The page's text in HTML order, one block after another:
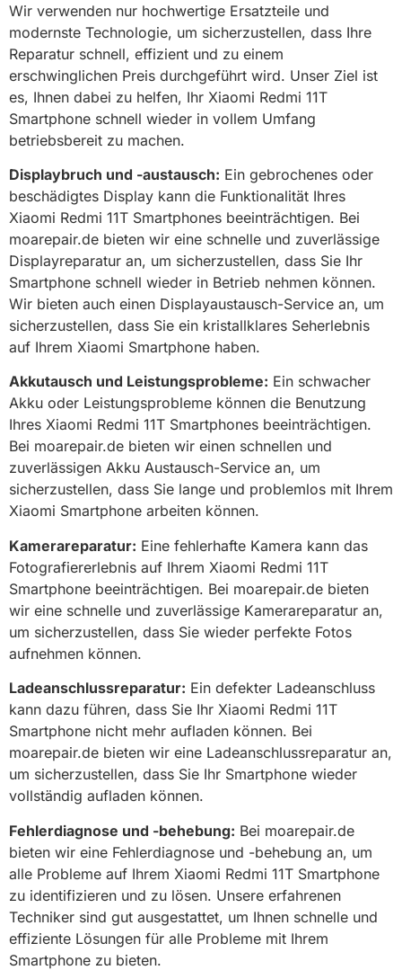
Wir verwenden nur hochwertige Ersatzteile und
modernste Technologie, um sicherzustellen, dass Ihre
Reparatur schnell, effizient und zu einem
erschwinglichen Preis durchgeführt wird. Unser Ziel ist
es, Ihnen dabei zu helfen, Ihr Xiaomi Redmi 11T
Smartphone schnell wieder in vollem Umfang
betriebsbereit zu machen.
Displaybruch und -austausch: Ein gebrochenes oder
beschädigtes Display kann die Funktionalität Ihres
Xiaomi Redmi 11T Smartphones beeinträchtigen. Bei
moarepair.de bieten wir eine schnelle und zuverlässige
Displayreparatur an, um sicherzustellen, dass Sie Ihr
Smartphone schnell wieder in Betrieb nehmen können.
Wir bieten auch einen Displayaustausch-Service an, um
sicherzustellen, dass Sie ein kristallklares Seherlebnis
auf Ihrem Xiaomi Smartphone haben.
Akkutausch und Leistungsprobleme: Ein schwacher
Akku oder Leistungsprobleme können die Benutzung
Ihres Xiaomi Redmi 11T Smartphones beeinträchtigen.
Bei moarepair.de bieten wir einen schnellen und
zuverlässigen Akku Austausch-Service an, um
sicherzustellen, dass Sie lange und problemlos mit Ihrem
Xiaomi Smartphone arbeiten können.
Kamerareparatur: Eine fehlerhafte Kamera kann das
Fotografiererlebnis auf Ihrem Xiaomi Redmi 11T
Smartphone beeinträchtigen. Bei moarepair.de bieten
wir eine schnelle und zuverlässige Kamerareparatur an,
um sicherzustellen, dass Sie wieder perfekte Fotos
aufnehmen können.
Ladeanschlussreparatur: Ein defekter Ladeanschluss
kann dazu führen, dass Sie Ihr Xiaomi Redmi 11T
Smartphone nicht mehr aufladen können. Bei
moarepair.de bieten wir eine Ladeanschlussreparatur an,
um sicherzustellen, dass Sie Ihr Smartphone wieder
vollständig aufladen können.
Fehlerdiagnose und -behebung: Bei moarepair.de
bieten wir eine Fehlerdiagnose und -behebung an, um
alle Probleme auf Ihrem Xiaomi Redmi 11T Smartphone
zu identifizieren und zu lösen. Unsere erfahrenen
Techniker sind gut ausgestattet, um Ihnen schnelle und
effiziente Lösungen für alle Probleme mit Ihrem
Smartphone zu bieten.